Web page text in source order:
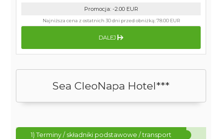
Sea CleoNapa Hotel***
1) Terminy / składniki podstawowe / transport
Promocja: -2.00 EUR
Najniższa cena z ostatnich 30 dni przed obniżką:78.00 EUR
DALEJ